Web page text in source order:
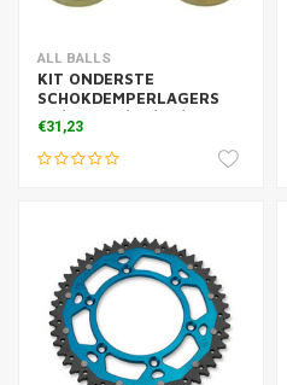
ALL BALLS
KIT ONDERSTE
SCHOKDEMPERLAGERS
SX/SXF TC/TE/FC/FE
€31,23